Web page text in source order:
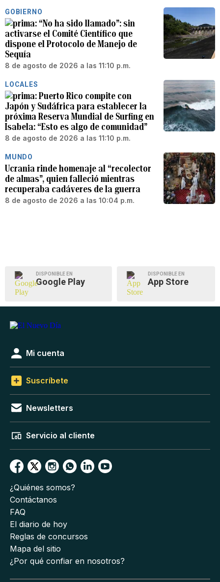
GOBIERNO
“No ha sido llamado”: sin
activarse el Comité Científico que
dispone el Protocolo de Manejo de
Sequía
8 de agosto de 2026 a las 11:10 p.m.
LOCALES
Puerto Rico compite con
Japón y Sudáfrica para establecer la
próxima Reserva Mundial de Surfing en
Isabela: “Esto es algo de comunidad”
8 de agosto de 2026 a las 11:10 p.m.
MUNDO
Ucrania rinde homenaje al “recolector
de almas”, quien falleció mientras
recuperaba cadáveres de la guerra
8 de agosto de 2026 a las 10:04 p.m.
DISPONIBLE EN
Google Play
DISPONIBLE EN
App Store
Mi cuenta
Suscríbete
Newsletters
Servicio al cliente
¿Quiénes somos?
Contáctanos
FAQ
El diario de hoy
Reglas de concursos
Mapa del sitio
¿Por qué confiar en nosotros?